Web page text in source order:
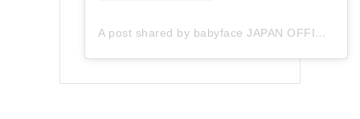
A post shared by babyface JAPAN OFFICIAL (@babyface_japan)